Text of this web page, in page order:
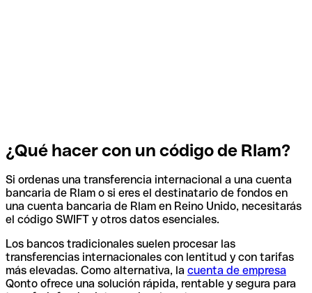
¿Qué hacer con un código de Rlam?
Si ordenas una transferencia internacional a una cuenta
bancaria de Rlam o si eres el destinatario de fondos en
una cuenta bancaria de Rlam en Reino Unido, necesitarás
el código SWIFT y otros datos esenciales.
Los bancos tradicionales suelen procesar las
transferencias internacionales con lentitud y con tarifas
más elevadas. Como alternativa, la cuenta de empresa
Qonto ofrece una solución rápida, rentable y segura para